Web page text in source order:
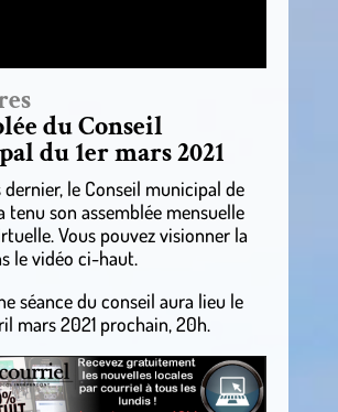
du Conseil
du 1er mars 2021
dernier, le Conseil municipal de
tenu son assemblée mensuelle
Vous pouvez visionner la
le vidéo ci-haut.
séance du conseil aura lieu le
mars 2021 prochain, 20h.